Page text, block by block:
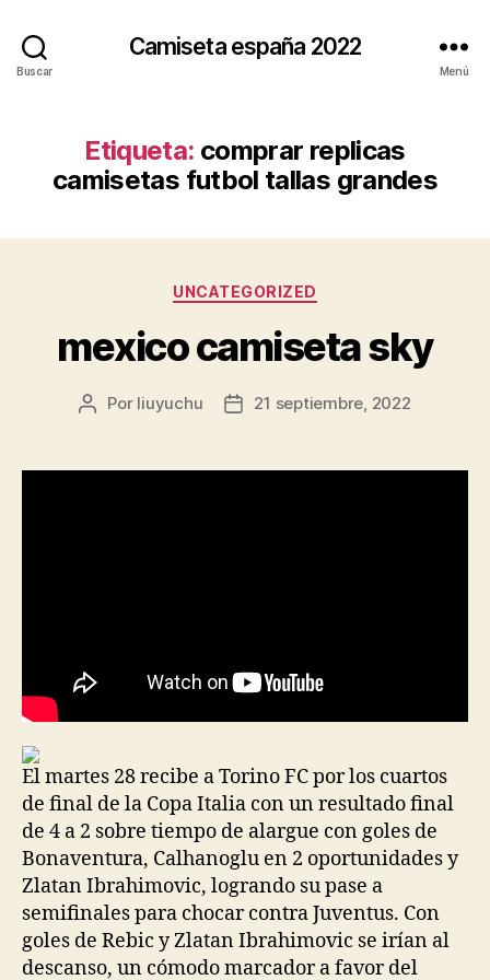
Buscar
Camiseta españa 2022
Menú
Etiqueta: comprar replicas
camisetas futbol tallas grandes
Categorías
UNCATEGORIZED
mexico camiseta sky
Autor
entrada
Por liuyuchu
Fecha
entrada
21 septiembre, 2022
El martes 28 recibe a Torino FC por los cuartos
de final de la Copa Italia con un resultado final
de 4 a 2 sobre tiempo de alargue con goles de
Bonaventura, Calhanoglu en 2 oportunidades y
Zlatan Ibrahimovic, logrando su pase a
semifinales para chocar contra Juventus. Con
goles de Rebic y Zlatan Ibrahimovic se irían al
descanso, un cómodo marcador a favor del